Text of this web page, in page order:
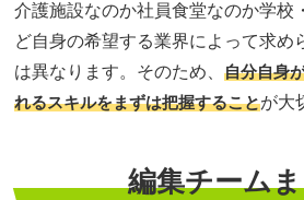
介護施設なのか社員食堂なのか学校
ど自身の希望する業界によって求め
は異なります。そのため、自分自身
れるスキルをまずは把握することが大
編集チーム